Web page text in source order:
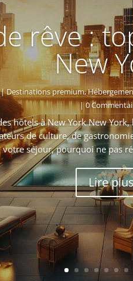
rêve :
New
Destinations premium,
| 0
hôtels à New York New
de culture, de
votre séjour, pourquoi ne pas
Lire